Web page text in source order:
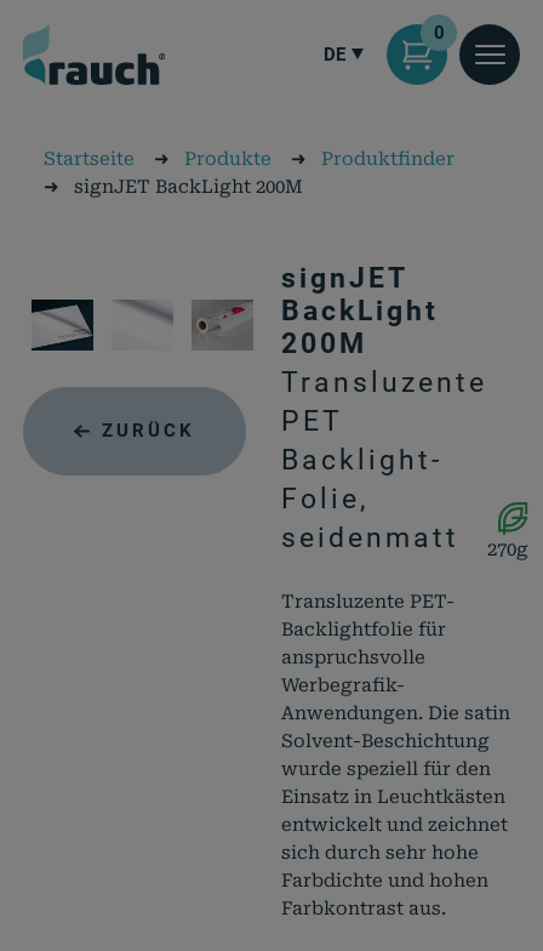
DE
0
Startseite ➜ Produkte ➜ Produktfinder
➜signJET BackLight 200M
ZURÜCK
signJET
BackLight
200M
Transluzente
PET
Backlight-
Folie,
seidenmatt
270g
Transluzente PET-
Backlightfolie für
anspruchsvolle
Werbegrafik-
Anwendungen. Die satin
Solvent-Beschichtung
wurde speziell für den
Einsatz in Leuchtkästen
entwickelt und zeichnet
sich durch sehr hohe
Farbdichte und hohen
Farbkontrast aus.